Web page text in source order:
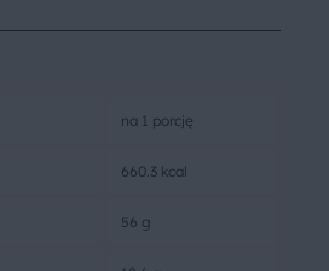
na 1 porcję
660.3 kcal
56 g